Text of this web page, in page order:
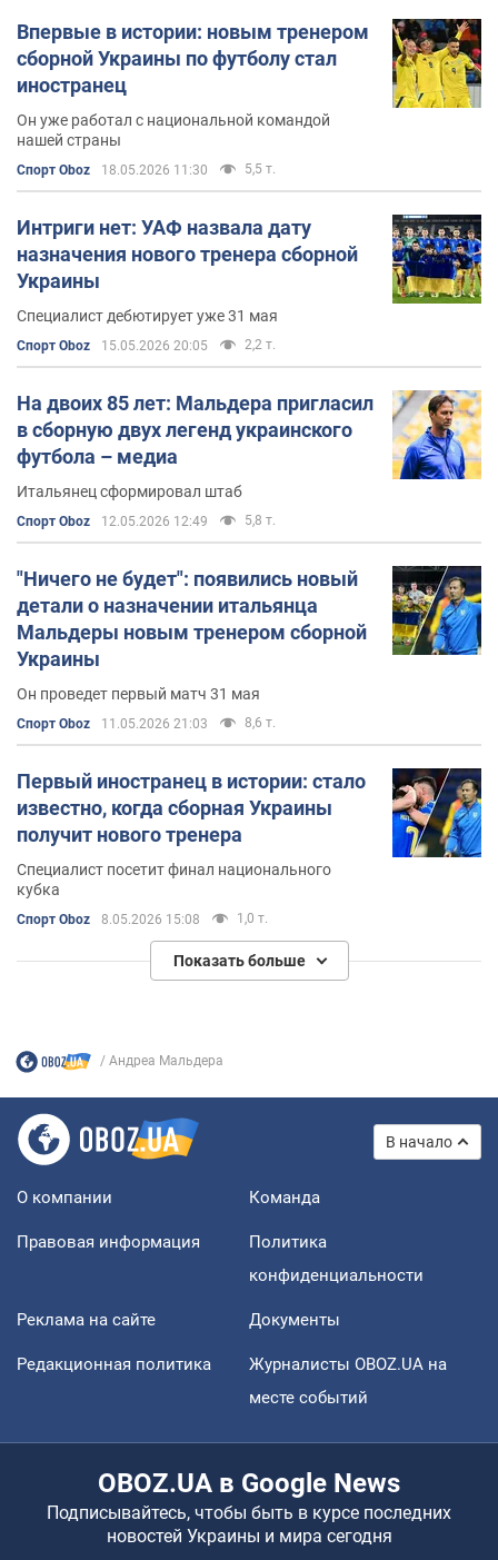
Впервые в истории: новым тренером
сборной Украины по футболу стал
иностранец
Он уже работал с национальной командой
нашей страны
Спорт Oboz 18.05.2026 11:30 5,5 т.
Интриги нет: УАФ назвала дату
назначения нового тренера сборной
Украины
Специалист дебютирует уже 31 мая
Спорт Oboz 15.05.2026 20:05 2,2 т.
На двоих 85 лет: Мальдера пригласил
в сборную двух легенд украинского
футбола – медиа
Итальянец сформировал штаб
Спорт Oboz 12.05.2026 12:49 5,8 т.
"Ничего не будет": появились новый
детали о назначении итальянца
Мальдеры новым тренером сборной
Украины
Он проведет первый матч 31 мая
Спорт Oboz 11.05.2026 21:03 8,6 т.
Первый иностранец в истории: стало
известно, когда сборная Украины
получит нового тренера
Специалист посетит финал национального
кубка
Спорт Oboz 8.05.2026 15:08 1,0 т.
Показать больше
Андреа Мальдера
В начало
О компании Команда
Правовая информация
Политика
конфиденциальности
Реклама на сайте Документы
Редакционная политика
Журналисты OBOZ.UA на
месте событий
OBOZ.UA в Google News
Подписывайтесь, чтобы быть в курсе последних
новостей Украины и мира сегодня